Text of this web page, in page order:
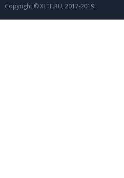
Copyright © XLTE.RU, 2017-2019.